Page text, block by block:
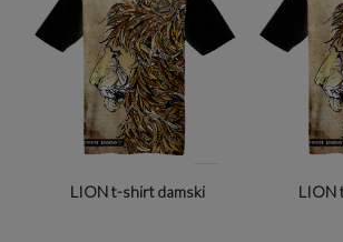
LION t-shirt damski LION